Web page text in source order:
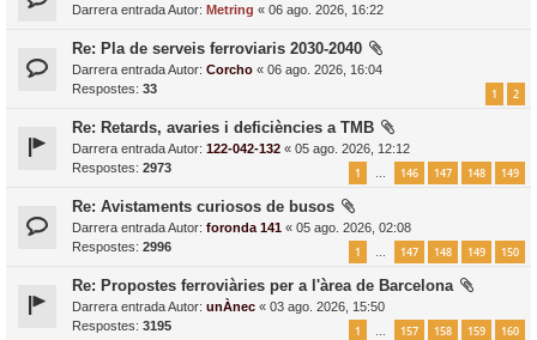
Darrera entrada Autor: Metring « 06 ago. 2026, 16:22
Re: Pla de serveis ferroviaris 2030-2040
Darrera entrada Autor: Corcho « 06 ago. 2026, 16:04
Respostes: 33 1 2
Re: Retards, avaries i deficiències a TMB
Darrera entrada Autor: 122-042-132 « 05 ago. 2026, 12:12
Respostes: 2973 1 … 146 147 148 149
Re: Avistaments curiosos de busos
Darrera entrada Autor: foronda 141 « 05 ago. 2026, 02:08
Respostes: 2996 1 … 147 148 149 150
Re: Propostes ferroviàries per a l'àrea de Barcelona
Darrera entrada Autor: unÀnec « 03 ago. 2026, 15:50
Respostes: 3195 1 … 157 158 159 160